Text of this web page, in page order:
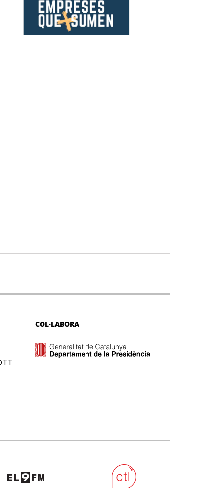
COL·LABORA